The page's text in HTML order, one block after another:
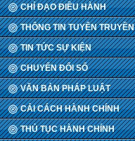
CHỈ ĐẠO ĐIỀU HÀNH
THÔNG TIN TUYÊN TRUYỀN
TIN TỨC SỰ KIỆN
CHUYỂN ĐỔI SỐ
VĂN BẢN PHÁP LUẬT
CẢI CÁCH HÀNH CHÍNH
THỦ TỤC HÀNH CHÍNH